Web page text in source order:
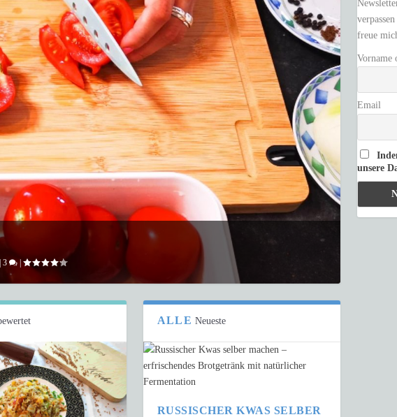
|3 |
ALLE Neueste
RUSSISCHER KWAS SELBER
freue
Vorname
Email
unsere